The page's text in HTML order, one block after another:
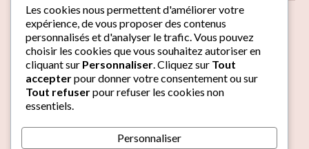
À propos
Contact
Laissez-nous un avis
Du mercredi au vendredi :
Samedi & dimanche :09h-12h
Les cookies nous permettent d'améliorer votre
expérience, de vous proposer des contenus
personnalisés et d'analyser le trafic. Vous pouvez
choisir les cookies que vous souhaitez autoriser en
cliquant sur Personnaliser . Cliquez sur Tout
accepterpour donner votre consentement ou sur
Tout refuserpour refuser les cookies non
essentiels.
Personnaliser